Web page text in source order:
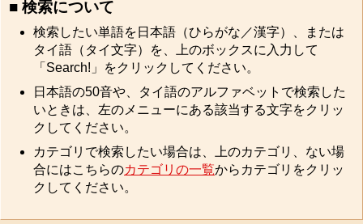
■ 検索について
検索したい単語を日本語（ひらがな／漢字）、または
タイ語（タイ文字）を、上のボックスに入力して
「Search!」をクリックしてください。
日本語の50音や、タイ語のアルファベットで検索した
いときは、左のメニューにある該当する文字をクリッ
クしてください。
カテゴリで検索したい場合は、上のカテゴリ、ない場
合にはこちらのカテゴリの一覧からカテゴリをクリッ
クしてください。